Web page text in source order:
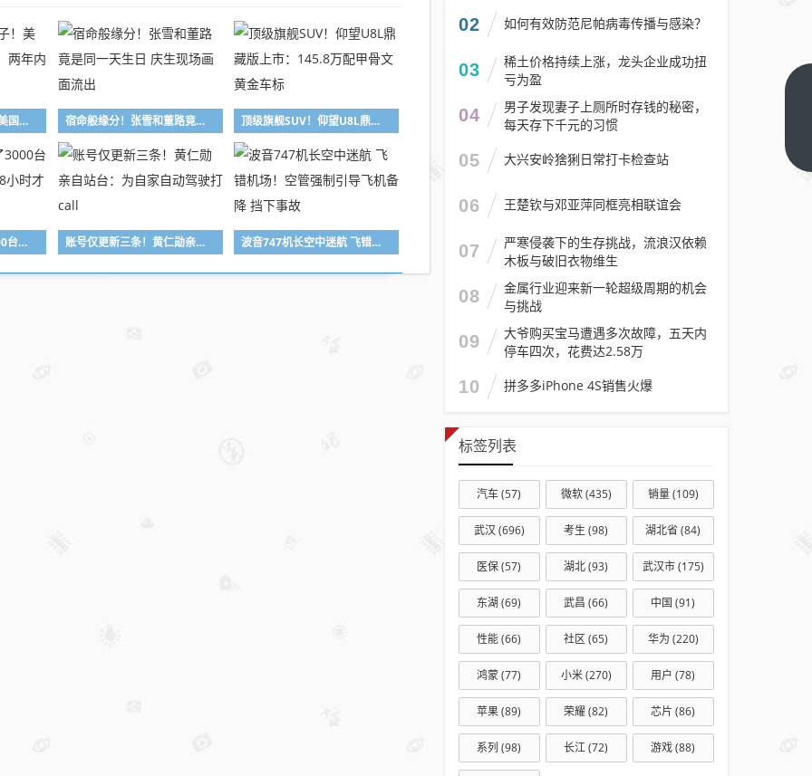
此举是卡自己的脖子！美国光模块禁令遭反呛：两年内根本找不到替代 宿命般缘分！张雪和董路竟是同一天生日 庆生现场画面流出 顶级旗舰SUV！仰望U8L鼎藏版上市：145.8万配甲骨文黄金车标
女子用漏洞0元买了3000台电器：货物堆积如山 8小时才清点完 账号仅更新三条！黄仁勋亲自站台：为自家自动驾驶打call 波音747机长空中迷航 飞错机场！空管强制引导飞机备降 挡下事故
02 如何有效防范尼帕病毒传播与感染？
03
稀土价格持续上涨，龙头企业成功扭
亏为盈
04
男子发现妻子上厕所时存钱的秘密，
每天存下千元的习惯
05 大兴安岭猞猁日常打卡检查站
06 王楚钦与邓亚萍同框亮相联谊会
07
严寒侵袭下的生存挑战，流浪汉依赖
木板与破旧衣物维生
08
金属行业迎来新一轮超级周期的机会
与挑战
09
大爷购买宝马遭遇多次故障，五天内
停车四次，花费达2.58万
10 拼多多iPhone 4S销售火爆
标签列表
汽车(57) 微软(435) 销量(109)
武汉 (696) 考生 (98) 湖北省 (84)
医保(57) 湖北(93) 武汉市(175)
东湖 (69) 武昌 (66) 中国 (91)
性能(66) 社区 (65) 华为 (220)
鸿蒙(77) 小米(270) 用户 (78)
苹果(89) 荣耀(82) 芯片 (86)
系列 (98) 长江(72) 游戏(88)